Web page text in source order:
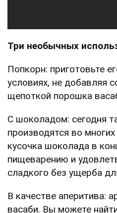
Три необычных
Попкорн: приготовьте
условиях, не добавляя
щепоткой порошка
С шоколадом: сегодня
производятся во
кусочка шоколада в
пищеварению и
сладкого без ущерба
В качестве аперитива:
васаби. Вы можете